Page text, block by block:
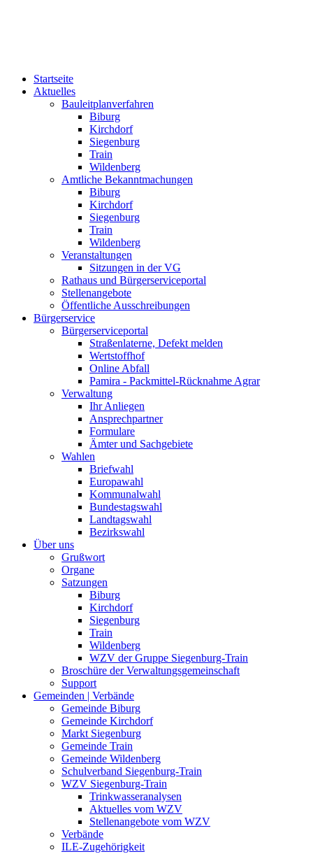
Startseite
Aktuelles
Bauleitplanverfahren
Biburg
Kirchdorf
Siegenburg
Train
Wildenberg
Amtliche Bekanntmachungen
Biburg
Kirchdorf
Siegenburg
Train
Wildenberg
Veranstaltungen
Sitzungen in der VG
Rathaus und Bürgerserviceportal
Stellenangebote
Öffentliche Ausschreibungen
Bürgerservice
Bürgerserviceportal
Straßenlaterne, Defekt melden
Wertstoffhof
Online Abfall
Pamira - Packmittel-Rücknahme Agrar
Verwaltung
Ihr Anliegen
Ansprechpartner
Formulare
Ämter und Sachgebiete
Wahlen
Briefwahl
Europawahl
Kommunalwahl
Bundestagswahl
Landtagswahl
Bezirkswahl
Über uns
Grußwort
Organe
Satzungen
Biburg
Kirchdorf
Siegenburg
Train
Wildenberg
WZV der Gruppe Siegenburg-Train
Broschüre der Verwaltungsgemeinschaft
Support
Gemeinden | Verbände
Gemeinde Biburg
Gemeinde Kirchdorf
Markt Siegenburg
Gemeinde Train
Gemeinde Wildenberg
Schulverband Siegenburg-Train
WZV Siegenburg-Train
Trinkwasseranalysen
Aktuelles vom WZV
Stellenangebote vom WZV
Verbände
ILE-Zugehörigkeit